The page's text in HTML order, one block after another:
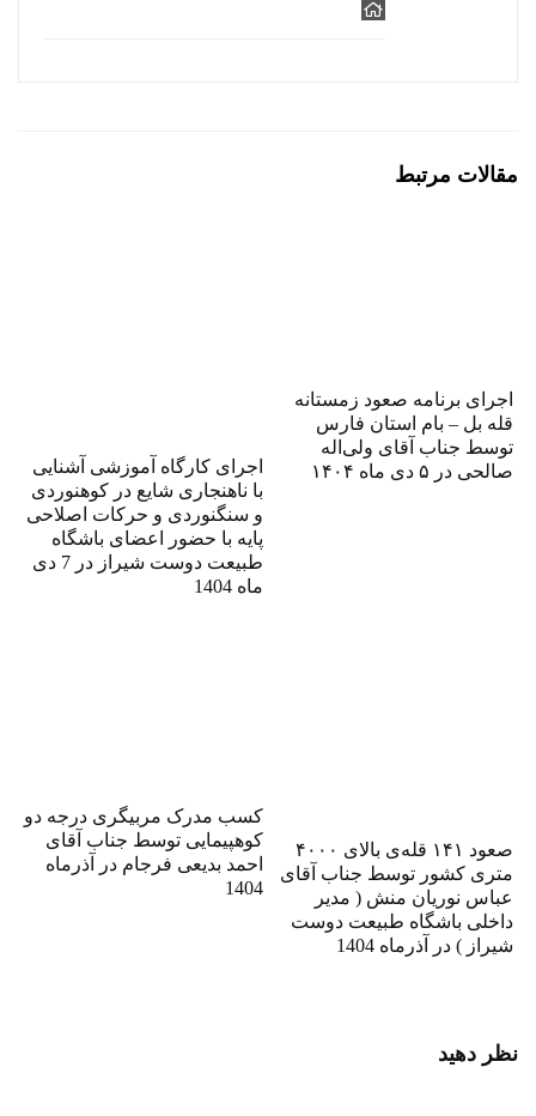
مقالات مرتبط
اجرای برنامه صعود زمستانه
قله بل – بام استان فارس
توسط جناب آقای ولی‌اله
صالحی در ۵ دی ماه ۱۴۰۴
اجرای کارگاه آموزشی آشنایی
با ناهنجاری شایع در کوهنوردی
و سنگنوردی و حرکات اصلاحی
پایه با حضور اعضای باشگاه
طبیعت دوست شیراز در 7 دی
ماه 1404
صعود ۱۴۱ قله‌ی بالای ۴۰۰۰
متری کشور توسط جناب آقای
عباس نوریان منش ( مدیر
داخلی باشگاه طبیعت دوست
شیراز ) در آذرماه 1404
کسب مدرک مربیگری درجه دو
کوهپیمایی توسط جناب آقای
احمد بدیعی فرجام در آذرماه
1404
نظر دهید